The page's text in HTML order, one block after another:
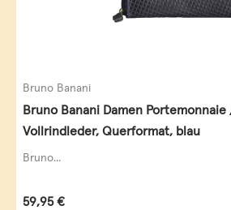
Bruno Banani
Bruno Banani Damen
Vollrindleder, Querformat, blau
Bruno...
Regulärer Preis:
59,95 €